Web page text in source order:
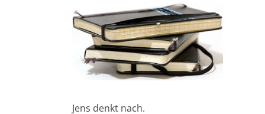
Jens denkt nach.